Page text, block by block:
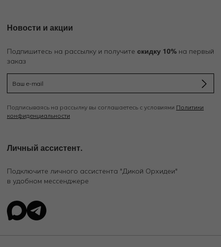
Новости и акции
Подпишитесь на рассылку и получите скидку 10% на первый
заказ
Подписываясь на рассылку вы соглашаетесь с условиями Политики
конфиденциальности
Личный ассистент.
Подключите личного ассистента "Дикой Орхидеи"
в удобном мессенджере